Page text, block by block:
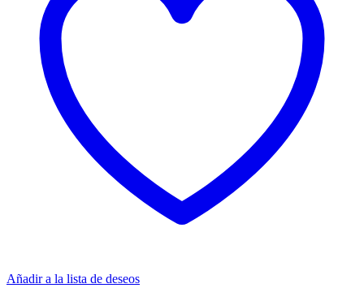
Añadir a la lista de deseos